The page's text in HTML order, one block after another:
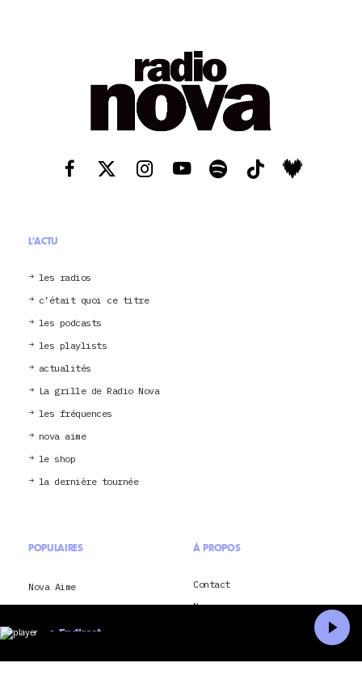
L'ACTU
les radios
c’était quoi ce titre
les podcasts
les playlists
actualités
La grille de Radio Nova
les fréquences
nova aime
le shop
la dernière tournée
POPULAIRES
Nova Aime
À PROPOS
Contact
Nova crew
En direct